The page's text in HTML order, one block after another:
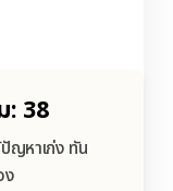
: 38
ญหาเก่ง ทัน
ง